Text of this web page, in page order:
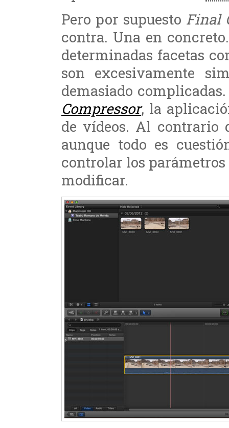
Pero por supuesto Final
contra. Una en
determinadas facetas
son excesivamente
demasiado
Compressor, la
de vídeos. Al contrario
aunque todo es
controlar los
modificar.